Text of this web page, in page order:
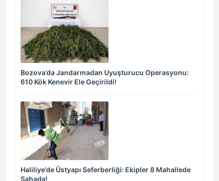
Bozova’da Jandarmadan Uyuşturucu Operasyonu:
610 Kök Kenevir Ele Geçirildi!
Haliliye’de Üstyapı Seferberliği: Ekipler 8 Mahallede
Sahada!